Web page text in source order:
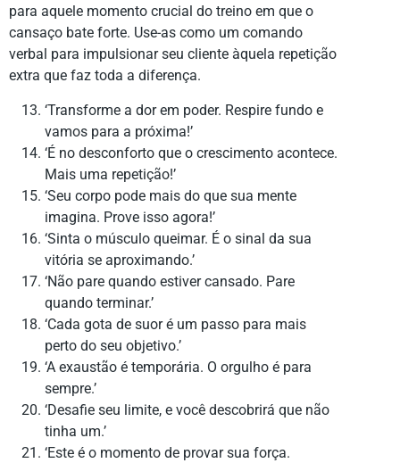
para aquele momento crucial do treino em que o
cansaço bate forte. Use-as como um comando
verbal para impulsionar seu cliente àquela repetição
extra que faz toda a diferença.
‘Transforme a dor em poder. Respire fundo e
vamos para a próxima!’
‘É no desconforto que o crescimento acontece.
Mais uma repetição!’
‘Seu corpo pode mais do que sua mente
imagina. Prove isso agora!’
‘Sinta o músculo queimar. É o sinal da sua
vitória se aproximando.’
‘Não pare quando estiver cansado. Pare
quando terminar.’
‘Cada gota de suor é um passo para mais
perto do seu objetivo.’
‘A exaustão é temporária. O orgulho é para
sempre.’
‘Desafie seu limite, e você descobrirá que não
tinha um.’
‘Este é o momento de provar sua força.